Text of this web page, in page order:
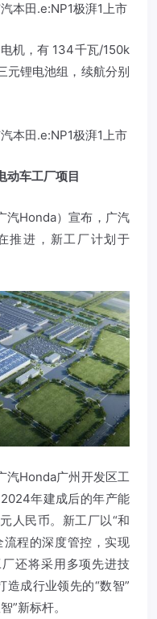
机，有 134千瓦/150k
元锂电池组，续航分别
动车工厂项目
汽Honda）宣布，广汽
推进，新工厂计划于
汽Honda广州开发区工
年建成后的年产能
人民币。新工厂以“和
程的深度管控，实现
还将采用多项先进技
造成行业领先的“数智”
”新标杆。